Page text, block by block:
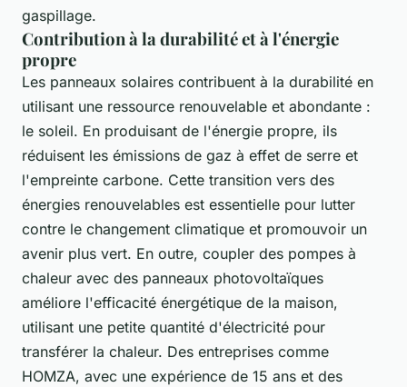
gaspillage.
Contribution à la durabilité et à l'énergie
propre
Les panneaux solaires contribuent à la durabilité en
utilisant une ressource renouvelable et abondante :
le soleil. En produisant de l'énergie propre, ils
réduisent les émissions de gaz à effet de serre et
l'empreinte carbone. Cette transition vers des
énergies renouvelables est essentielle pour lutter
contre le changement climatique et promouvoir un
avenir plus vert. En outre, coupler des pompes à
chaleur avec des panneaux photovoltaïques
améliore l'efficacité énergétique de la maison,
utilisant une petite quantité d'électricité pour
transférer la chaleur. Des entreprises comme
HOMZA, avec une expérience de 15 ans et des